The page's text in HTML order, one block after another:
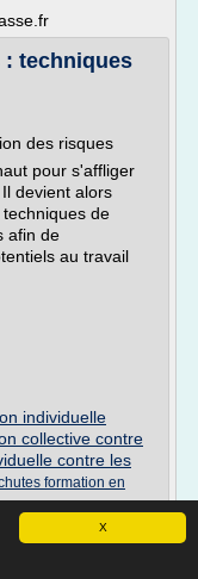
X
techniques
des risques
pour s'affliger
devient alors
de
afin de
au travail
individuelle
collective contre
contre les
formation en